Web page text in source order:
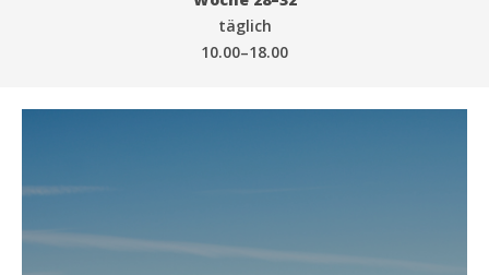
täglich
10.00–18.00